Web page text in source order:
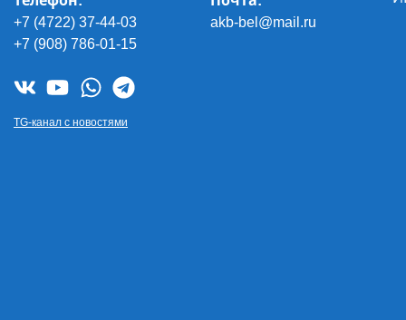
+7 (4722) 37-44-03
+7 (908) 786-01-15
akb-bel@mail.ru
TG-канал с новостями